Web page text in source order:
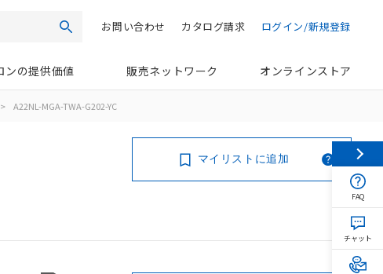
検索 ログイン/新規登録
カタログ請求
お問い合わせ
ンの提供価値 販売ネットワーク オンラインストア
> A22NL-MGA-TWA-G202-YC
マイリストに追加
FAQ
チャット